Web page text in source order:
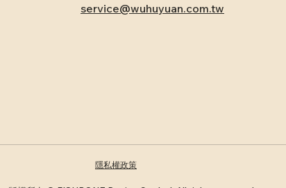
service@wuhuyuan.com.tw
隱私權政策